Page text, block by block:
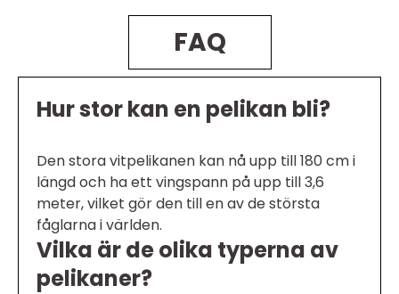
FAQ
Hur stor kan en pelikan bli?
Den stora vitpelikanen kan nå upp till 180 cm i
längd och ha ett vingspann på upp till 3,6
meter, vilket gör den till en av de största
fåglarna i världen.
Vilka är de olika typerna av
pelikaner?